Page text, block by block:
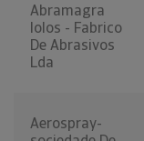
Abramagra
Iolos - Fabrico
De Abrasivos
Lda
Aerospray-